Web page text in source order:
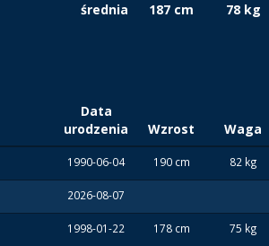
średnia
187 cm 78 kg
Data
urodzenia
Wzrost Waga
1990-06-04 190 cm 82 kg
2026-08-07
1998-01-22 178 cm 75 kg